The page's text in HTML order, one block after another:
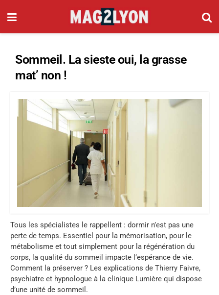
Sommeil. La sieste oui, la grasse
mat’ non !
Tous les spécialistes le rappellent : dormir n’est pas une
perte de temps. Essentiel pour la mémorisation, pour le
métabolisme et tout simplement pour la régénération du
corps, la qualité du sommeil impacte l’espérance de vie.
Comment la préserver ? Les explications de Thierry Faivre,
psychiatre et hypnologue à la clinique Lumière qui dispose
d’une unité de sommeil.